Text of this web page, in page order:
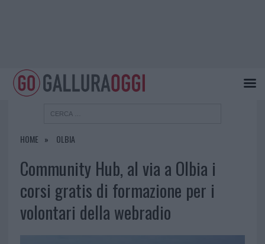
HOME OLBIA
Community Hub, al via a Olbia i
corsi gratis di formazione per i
volontari della webradio